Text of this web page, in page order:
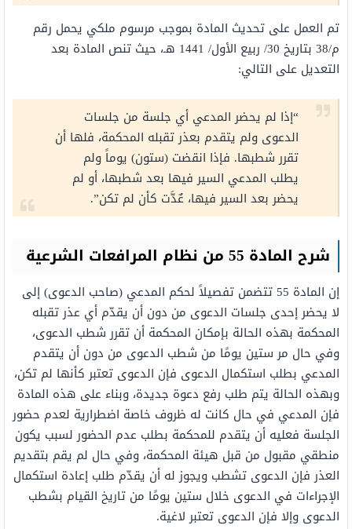
تم العمل على تحديث المادة بموجب مرسوم ملكي يحمل رقم
م/38 بتاريخ 30/ ربيع الأول/ 1441 هـ، حيث تنص المادة بعد
التعديل على التالي:
“إذا لم يحضر المدعي أي جلسة من جلسات
الدعوى ولم يتقدم بعذر تقبله المحكمة، فلها أن
تقرر شطبها. فإذا انقضت (ستون) يوماً ولم
يطلب المدعي السير فيها بعد شطبها، أو لم
يحضر بعد السير فيها، عٌدَّت كأن لم تكن”.
شرح المادة 55 من نظام المرافعات الشرعية
إن المادة 55 تتضمن تفصيلاً لحكم المدعي (صاحب الدعوى) إلى
لا يحضر إحدى جلسات الدعوى من دون أن يقدّم أي عذر تقبله
المحكمة بهذه الحالة بإمكان المحكمة أن تقرر شطب الدعوى،
وفي حال مر ستين يومًا من شطب الدعوى من دون أن يتقدم
المدعي بطلب استكمال الدعوى فإن الدعوى تعتبر كأنها لم تكن،
وبهذه الحالة يتم طلب رفع دعوة جديدة، وبناء على هذه المادة
فإن المدعي في حال كانت له ظروف خاصة اضطرارية لعدم حضور
الجلسة فعليه أن يتقدم للمحكمة بطلب عدم الحضور لسبب يكون
منطقي مقبول من قبل هيئة المحكمة، وفي حال لم يقم بتقديم
العذر فإن الدعوى تشطب ويجوز له أن يقدّم طلب إعادة استكمال
الإجراءات في الدعوى خلال ستين يومًا من تاريخ القيام بشطب
الدعوى وإلا فإن الدعوى تعتبر لاغية.